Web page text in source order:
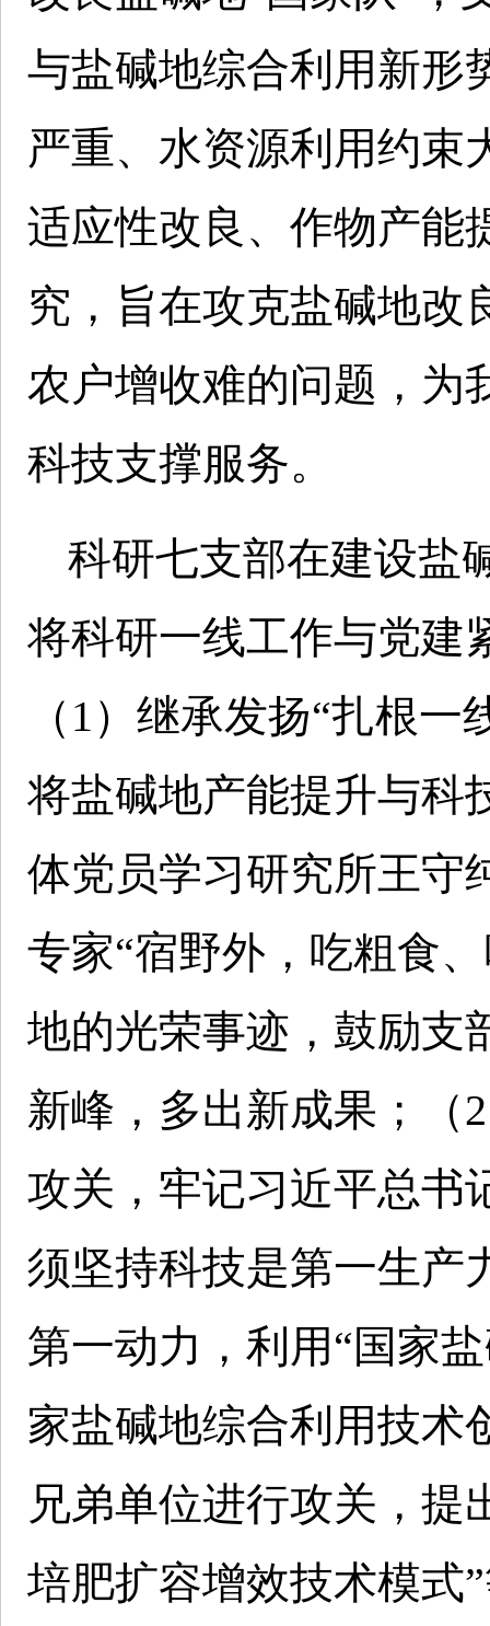
与盐碱地综合利用新形
严重、水资源利用约束
适应性改良、作物产能
究，旨在攻克盐碱地改
农户增收难的问题，为
科技支撑服务。
科研七支部在建设盐
将科研一线工作与党建
（1）继承发扬“扎根
将盐碱地产能提升与科
体党员学习研究所王守
专家“宿野外，吃粗食
地的光荣事迹，鼓励支
新峰，多出新成果；（
攻关，牢记习近平总书
须坚持科技是第一生产
第一动力，利用“国家
家盐碱地综合利用技术
兄弟单位进行攻关，提
培肥扩容增效技术模式